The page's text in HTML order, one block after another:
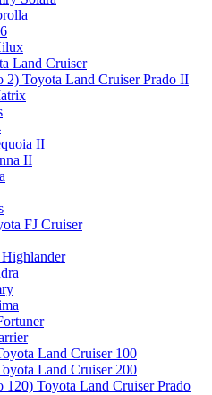
Land Cruiser
Toyota Land Cruiser Prado II
II
II
FJ Cruiser
Land Cruiser 100
Land Cruiser 200
Toyota Land Cruiser Prado